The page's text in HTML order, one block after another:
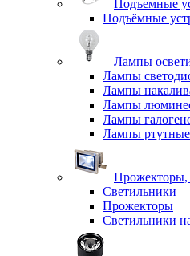
Подъемные
Подъёмные
Лампы
Лампы
Лампы
Лампы
Лампы
Лампы
Прожекторы,
Светильники
Прожекторы
Светильники